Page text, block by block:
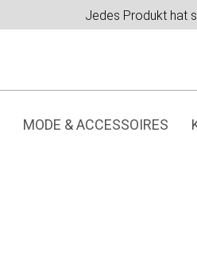
Jedes Produkt hat
MODE & ACCESSOIRES